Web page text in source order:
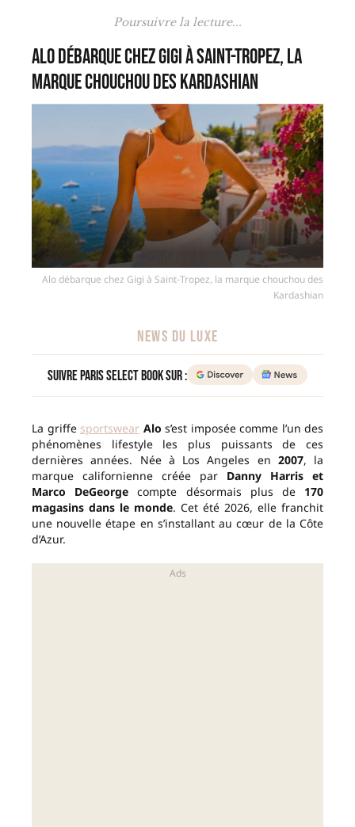
Poursuivre la lecture...
Alo débarque chez Gigi à Saint-Tropez, la
marque chouchou des Kardashian
Alo débarque chez Gigi à Saint-Tropez, la marque chouchou des
Kardashian
NEWS DU LUXE
Suivre Paris Select Book sur :
La griffe sportswear Alo s’est imposée comme l’un des
phénomènes lifestyle les plus puissants de ces
dernières années. Née à Los Angeles en 2007, la
marque californienne créée par Danny Harris et
Marco DeGeorge compte désormais plus de 170
magasins dans le monde. Cet été 2026, elle franchit
une nouvelle étape en s’installant au cœur de la Côte
d’Azur.